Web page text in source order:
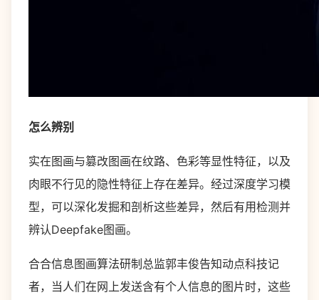
怎么辨别
实在图画与篡改图画在纹路、色彩等显性特征，以及
肉眼不行见的隐性特征上存在差异。经过深度学习模
型，可以深化发掘和剖析这些差异，然后有用检测并
辨认Deepfake图画。
合合信息图画算法研制总监郭丰俊告知动点科技记
者，当人们在网上发送含有个人信息的图片时，这些